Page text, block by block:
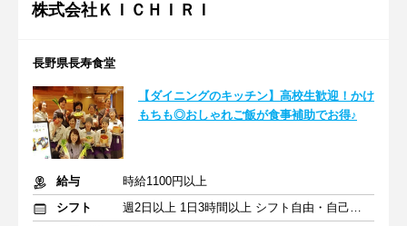
株式会社ＫＩＣＨＩＲＩ
長野県長寿食堂
【ダイニングのキッチン】高校生歓迎！かけ
もちも◎おしゃれご飯が食事補助でお得♪
給与
時給1100円以上
シフト
週2日以上 1日3時間以上 シフト自由・自己申告